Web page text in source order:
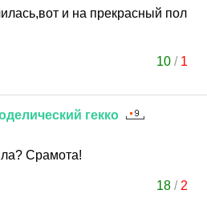
и на прекрасный пол
10 / 1
гекко
Срамота!
18 / 2